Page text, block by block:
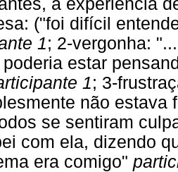
("foi difícil
1; 2-vergonha:
estar
1; 3-
não estava
se sentiram
com ela, dizendo
era comigo"